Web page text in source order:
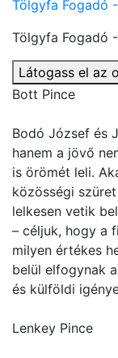
Tölgyfa Fogadó
Tölgyfa Fogadó
Látogass el az
Bott Pince
Bodó József és
hanem a jövő
is örömét leli.
közösségi
lelkesen vetik
– céljuk, hogy a
milyen értékes
belül elfogynak
és külföldi
Lenkey Pince